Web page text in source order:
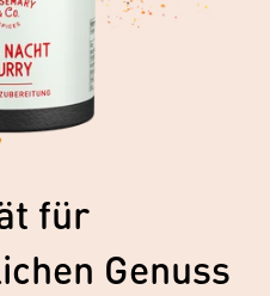
für
Genuss